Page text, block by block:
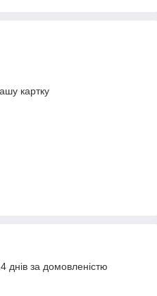
картку
днів за домовленістю